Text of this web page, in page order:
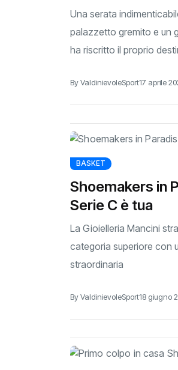
Una serata
palazzetto gremito e un
ha riscritto il proprio
By ValdinievoleSport17 aprile
BASKET
Shoemakers in
Serie C è tua
La Gioielleria Mancini
categoria superiore con
straordinaria
By ValdinievoleSport18 giugno